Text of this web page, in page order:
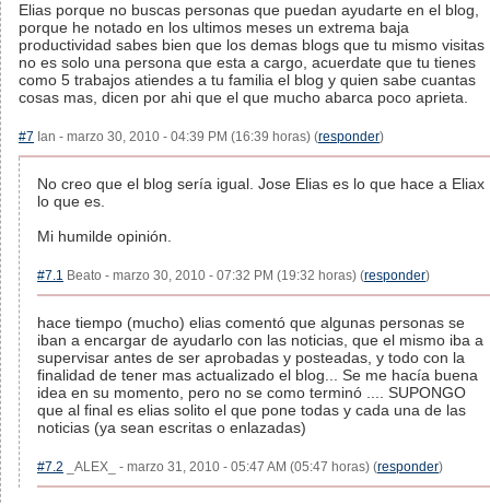
Elias porque no buscas personas que puedan ayudarte en el blog,
porque he notado en los ultimos meses un extrema baja
productividad sabes bien que los demas blogs que tu mismo visitas
no es solo una persona que esta a cargo, acuerdate que tu tienes
como 5 trabajos atiendes a tu familia el blog y quien sabe cuantas
cosas mas, dicen por ahi que el que mucho abarca poco aprieta.
#7 Ian - marzo 30, 2010 - 04:39 PM (16:39 horas) (responder)
No creo que el blog sería igual. Jose Elias es lo que hace a Eliax
lo que es.
Mi humilde opinión.
#7.1 Beato - marzo 30, 2010 - 07:32 PM (19:32 horas) (responder)
hace tiempo (mucho) elias comentó que algunas personas se
iban a encargar de ayudarlo con las noticias, que el mismo iba a
supervisar antes de ser aprobadas y posteadas, y todo con la
finalidad de tener mas actualizado el blog... Se me hacía buena
idea en su momento, pero no se como terminó .... SUPONGO
que al final es elias solito el que pone todas y cada una de las
noticias (ya sean escritas o enlazadas)
#7.2 _ALEX_ - marzo 31, 2010 - 05:47 AM (05:47 horas) (responder)